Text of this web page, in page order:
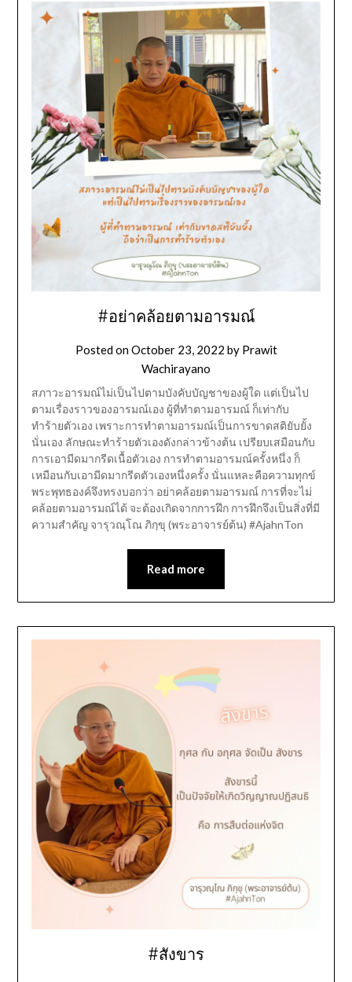
#อย่าคล้อยตามอารมณ์
Posted onOctober 23, 2022 by Prawit
Wachirayano
สภาวะอารมณ์ไม่เป็นไปตามบังคับบัญชาของผู้ใด แต่เป็นไป
ตามเรื่องราวของอารมณ์เอง ผู้ที่ทำตามอารมณ์ ก็เท่ากับ
ทำร้ายตัวเอง เพราะการทำตามอารมณ์เป็นการขาดสติยับยั้ง
นั่นเอง ลักษณะทำร้ายตัวเองดังกล่าวข้างต้น เปรียบเสมือนกับ
การเอามีดมากรีดเนื้อตัวเอง การทำตามอารมณ์ครั้งหนึ่ง ก็
เหมือนกับเอามีดมากรีดตัวเองหนึ่งครั้ง นั่นแหละคือความทุกข์
พระพุทธองค์จึงทรงบอกว่า อย่าคล้อยตามอารมณ์ การที่จะไม่
คล้อยตามอารมณ์ได้ จะต้องเกิดจากการฝึก การฝึกจึงเป็นสิ่งที่มี
ความสำคัญ จารุวณฺโณ ภิกฺขุ (พระอาจารย์ต้น) #AjahnTon
Read more
#สังขาร